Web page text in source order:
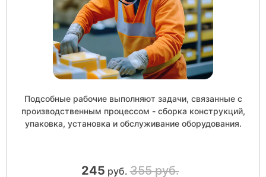
Подсобные рабочие выполняют задачи, связанные с
производственным процессом - сборка конструкций,
упаковка, установка и обслуживание оборудования.
245 руб.355 руб.